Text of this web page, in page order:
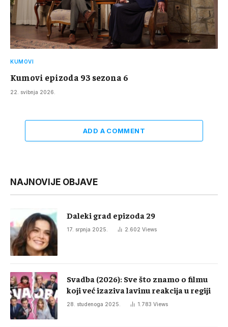
KUMOVI
Kumovi epizoda 93 sezona 6
22. svibnja 2026.
ADD A COMMENT
NAJNOVIJE OBJAVE
Daleki grad epizoda 29
17. srpnja 2025. 2.602 Views
Svadba (2026): Sve što znamo o filmu
koji već izaziva lavinu reakcija u regiji
28. studenoga 2025. 1.783 Views